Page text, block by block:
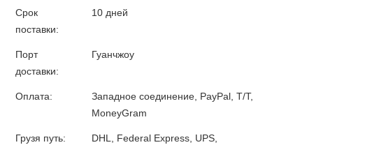
Срок
поставки:
10 дней
Порт
доставки:
Гуанчжоу
Оплата:
Западное соединение, PayPal, T/T,
MoneyGram
Грузя путь:
DHL, Federal Express, UPS,